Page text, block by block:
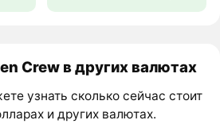
Crew в других валютах
узнать сколько сейчас стоит
и других валютах.